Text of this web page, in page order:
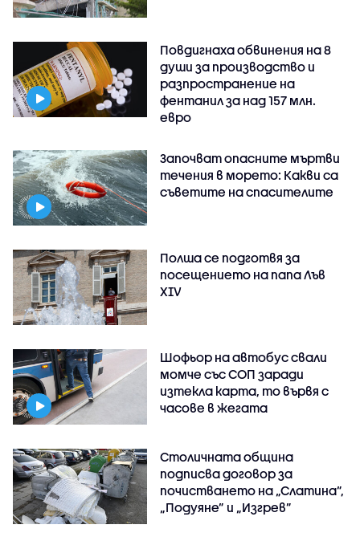
Повдигнаха обвинения на 8
души за производство и
разпространение на
фентанил за над 157 млн.
евро
Започват опасните мъртви
течения в морето: Какви са
съветите на спасителите
Полша се подготвя за
посещението на папа Лъв
XIV
Шофьор на автобус свали
момче със СОП заради
изтекла карта, то вървя с
часове в жегата
Столичната община
подписва договор за
почистването на „Слатина”,
„Подуяне” и „Изгрев”